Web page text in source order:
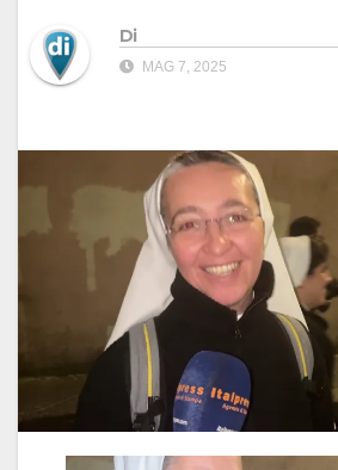
Di
MAG 7, 2025